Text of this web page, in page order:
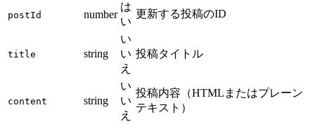
postId number
は
い
更新する投稿のID
title string
い
い
え
投稿タイトル
content string
い
い
え
投稿内容（HTMLまたはプレーン
テキスト）